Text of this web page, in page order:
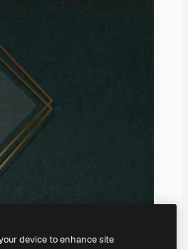
device to enhance site